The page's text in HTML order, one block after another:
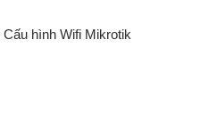
hình Wifi Mikrotik